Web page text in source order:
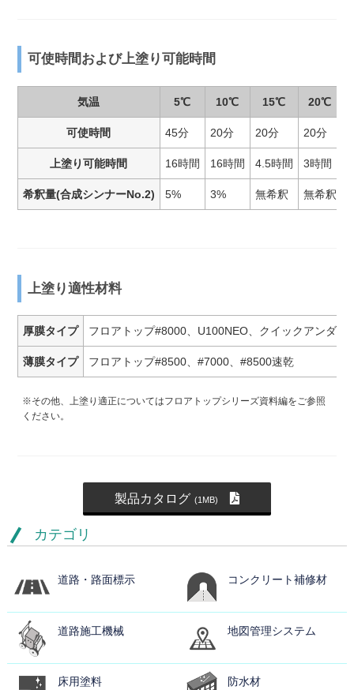
カテゴリ
道路・路面標示 コンクリート補修材
道路施工機械 地図管理システム
床用塗料 防水材
可使時間および上塗り可能時間
気温 5℃ 10℃ 15℃ 20℃
可使時間 45分 20分 20分 20分
上塗り可能時間 16時間 16時間 4.5時間 3時間
希釈量(合成シンナーNo.2) 5% 3% 無希釈 無希釈
上塗り適性材料
厚膜タイプ フロアトップ#8000、U100NEO、クイックアンダー
薄膜タイプ フロアトップ#8500、#7000、#8500速乾
※その他、上塗り適正についてはフロアトップシリーズ資料編をご参照
ください。
製品カタログ (1MB)